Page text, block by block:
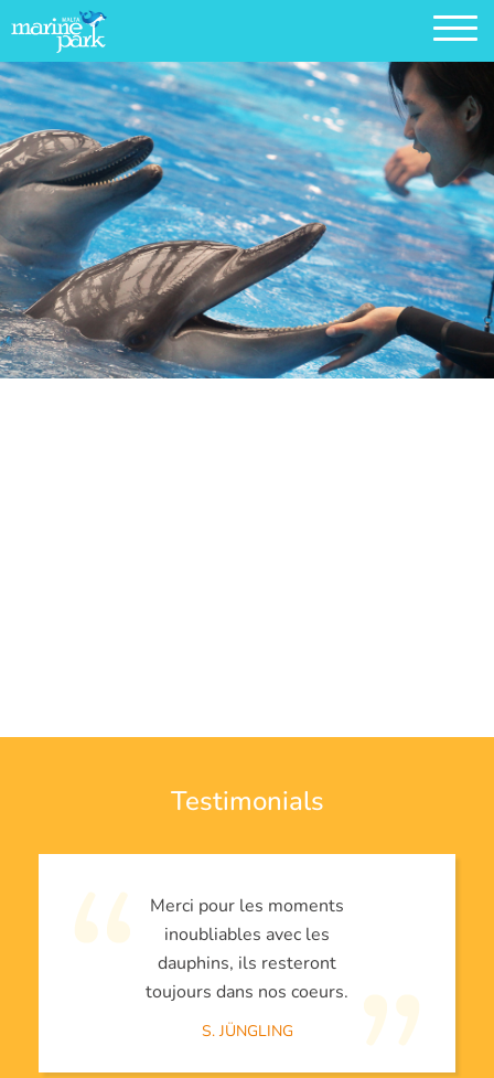
Testimonials
Merci pour les moments
inoubliables avec les
dauphins, ils resteront
toujours dans nos coeurs.
S. JÜNGLING